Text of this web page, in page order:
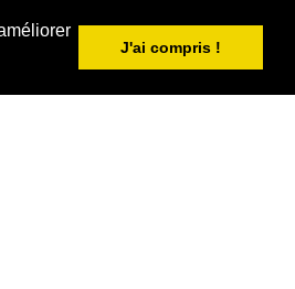
J'ai compris !